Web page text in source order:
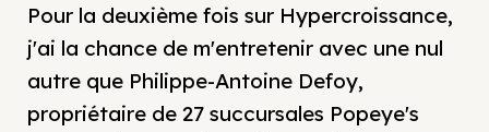
Pour la deuxième fois sur Hypercroissance,
j'ai la chance de m'entretenir avec une nul
autre que Philippe-Antoine Defoy,
propriétaire de 27 succursales Popeye's